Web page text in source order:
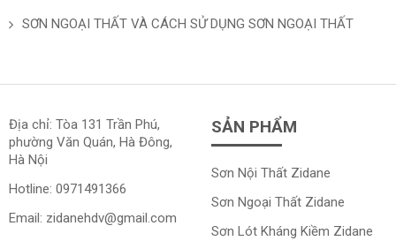
SƠN NGOẠI THẤT VÀ CÁCH SỬ DỤNG SƠN NGOẠI THẤT
Địa chỉ: Tòa 131 Trần Phú,
phường Văn Quán, Hà Đông,
Hà Nội
Hotline: 0971491366
Email: zidanehdv@gmail.com
SẢN PHẨM
Sơn Nội Thất Zidane
Sơn Ngoại Thất Zidane
Sơn Lót Kháng Kiềm Zidane